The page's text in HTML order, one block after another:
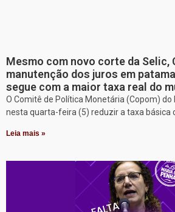
Mesmo com novo corte da Selic,
manutenção dos juros em
segue com a maior taxa real do
O Comitê de Política Monetária (Copom) do
nesta quarta-feira (5) reduzir a taxa básica
Leia mais »